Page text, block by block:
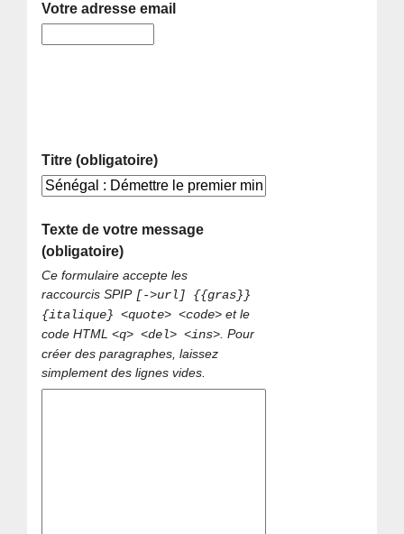
Votre adresse email
Titre (obligatoire)
Texte de votre message
(obligatoire)
Ce formulaire accepte les
raccourcis SPIP [->url] {{gras}}
{italique} <quote> <code> et le
code HTML<q> <del> <ins>. Pour
créer des paragraphes, laissez
simplement des lignes vides.